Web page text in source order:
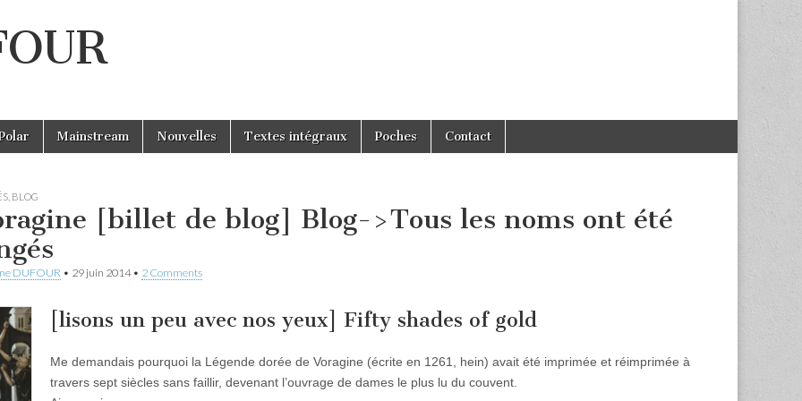
Mainstream Nouvelles Textes intégraux Poches Contact
BLOG
[billet de blog] Blog->Tous les noms ont été
DUFOUR • 29 juin 2014• 2 Comments
[lisons un peu avec nos yeux] Fifty shades of gold
Me demandais pourquoi la Légende dorée de Voragine (écrite en 1261, hein) avait été imprimée et réimprimée à
travers sept siècles sans faillir, devenant l’ouvrage de dames le plus lu du couvent.